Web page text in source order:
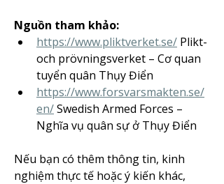
Nguồn tham khảo:
https://www.pliktverket.se/ Plikt-
och prövningsverket – Cơ quan
tuyển quân Thụy Điển
https://www.forsvarsmakten.se/
en/ Swedish Armed Forces –
Nghĩa vụ quân sự ở Thụy Điển
Nếu bạn có thêm thông tin, kinh
nghiệm thực tế hoặc ý kiến khác,